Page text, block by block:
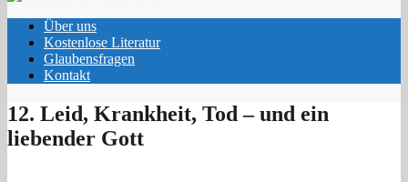
Über uns
Kostenlose Literatur
Glaubensfragen
Kontakt
12. Leid, Krankheit, Tod – und ein
liebender Gott